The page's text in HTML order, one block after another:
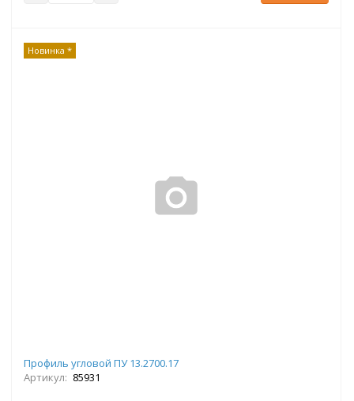
Новинка *
Профиль угловой ПУ 13.2700.17
Артикул: 85931